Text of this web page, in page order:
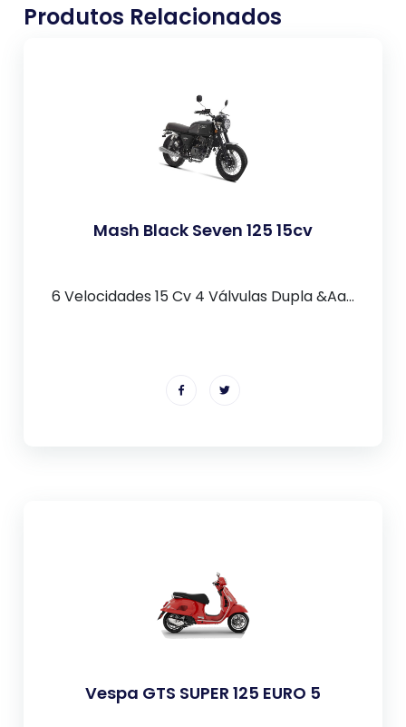
Produtos Relacionados
Mash Black Seven 125 15cv
6 Velocidades 15 Cv 4 Válvulas Dupla &Aa...
Vespa GTS SUPER 125 EURO 5